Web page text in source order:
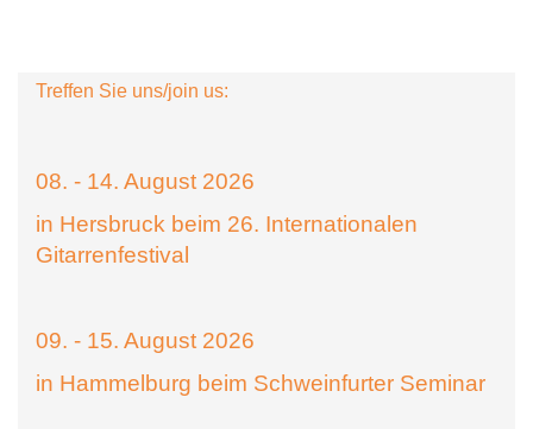
Treffen Sie uns/join us:
08. - 14. August 2026
in Hersbruck beim 26. Internationalen
Gitarrenfestival
09. - 15. August 2026
in Hammelburg beim Schweinfurter Seminar